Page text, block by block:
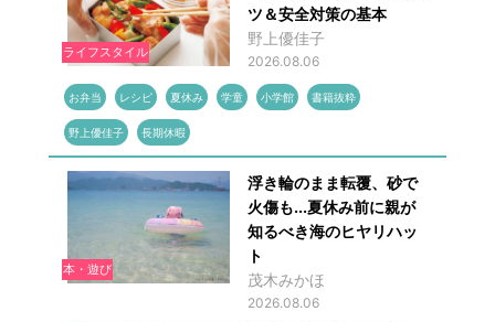
ライフスタイル
ツ＆安全対策の基本
野上優佳子
2026.08.06
お弁当 レシピ 夏休み 学童 小学館 書籍抜粋
野上優佳子 長期休暇
本・遊び
浮き輪のまま転覆、砂で
火傷も...夏休み前に親が
知るべき海のヒヤリハッ
ト
茂木みかほ
2026.08.06